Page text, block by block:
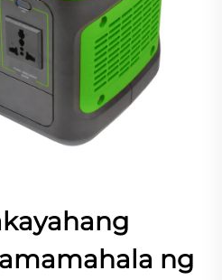
ng